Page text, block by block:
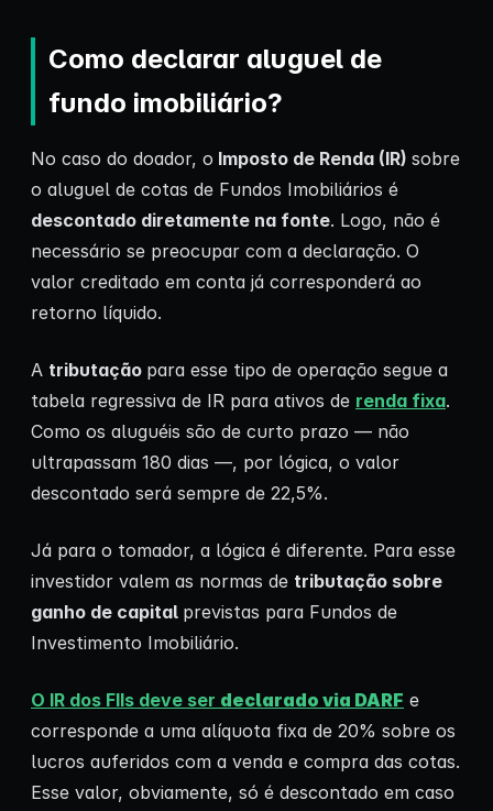
Como declarar aluguel de
fundo imobiliário?
No caso do doador, o Imposto de Renda (IR) sobre
o aluguel de cotas de Fundos Imobiliários é
descontado diretamente na fonte. Logo, não é
necessário se preocupar com a declaração. O
valor creditado em conta já corresponderá ao
retorno líquido.
A tributação para esse tipo de operação segue a
tabela regressiva de IR para ativos de renda fixa.
Como os aluguéis são de curto prazo — não
ultrapassam 180 dias —, por lógica, o valor
descontado será sempre de 22,5%.
Já para o tomador, a lógica é diferente. Para esse
investidor valem as normas de tributação sobre
ganho de capital previstas para Fundos de
Investimento Imobiliário.
O IR dos FIIs deve ser declarado via DARF e
corresponde a uma alíquota fixa de 20% sobre os
lucros auferidos com a venda e compra das cotas.
Esse valor, obviamente, só é descontado em caso